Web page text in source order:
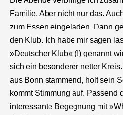
Familie. Aber nicht nur das.
zum Essen eingeladen. Dann
den Klub. Ich habe mir sagen
»Deutscher Klub« (!) genannt
sich ein besonderer netter
aus Bonn stammend, holt sein
kommt Stimmung auf. Passend
interessante Begegnung mit